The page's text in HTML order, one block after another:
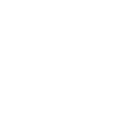
σχετικά με
εικόνα του κοινού
κοινοποιούμε